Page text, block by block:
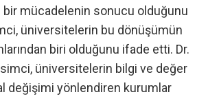
bir mücadelenin sonucu olduğunu
üniversitelerin bu dönüşümün
biri olduğunu ifade etti. Dr.
üniversitelerin bilgi ve değer
değişimi yönlendiren kurumlar